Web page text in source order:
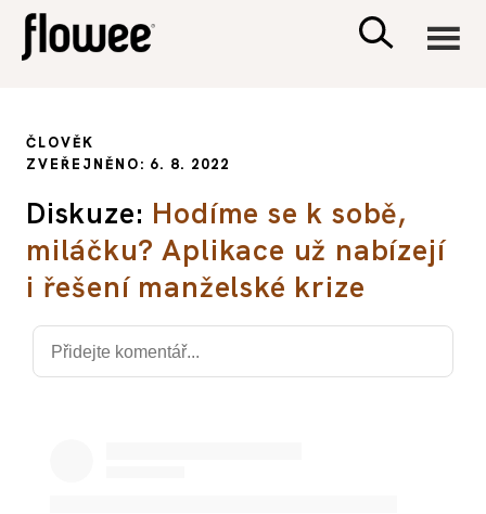
PSYCHOLOGIE
SEX A VZTAHY
ČLOVĚK
ZVEŘEJNĚNO: 6. 8. 2022
Diskuze: Hodíme se k sobě,
miláčku? Aplikace už nabízejí
i řešení manželské krize